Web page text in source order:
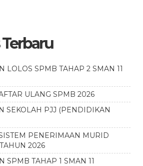
LOLOS SPMB TAHAP 2 SMAN 11
ULANG SPMB 2026
SEKOLAH PJJ (PENDIDIKAN
PENERIMAAN MURID
2026
SPMB TAHAP 1 SMAN 11